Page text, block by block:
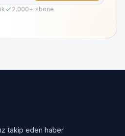
2.000+ abone
takip eden haber